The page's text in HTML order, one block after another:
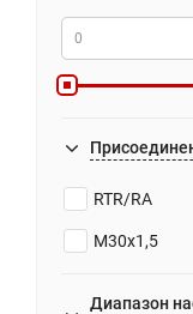
RTR/RA
М30х1,5
Диапазон